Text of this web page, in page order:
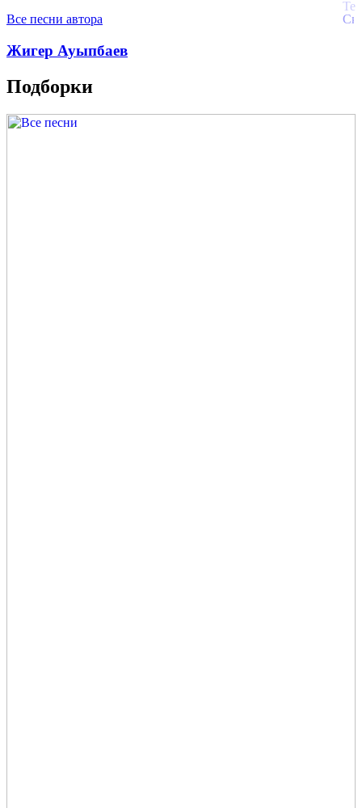
Все песни автора
Жигер Ауыпбаев
Подборки